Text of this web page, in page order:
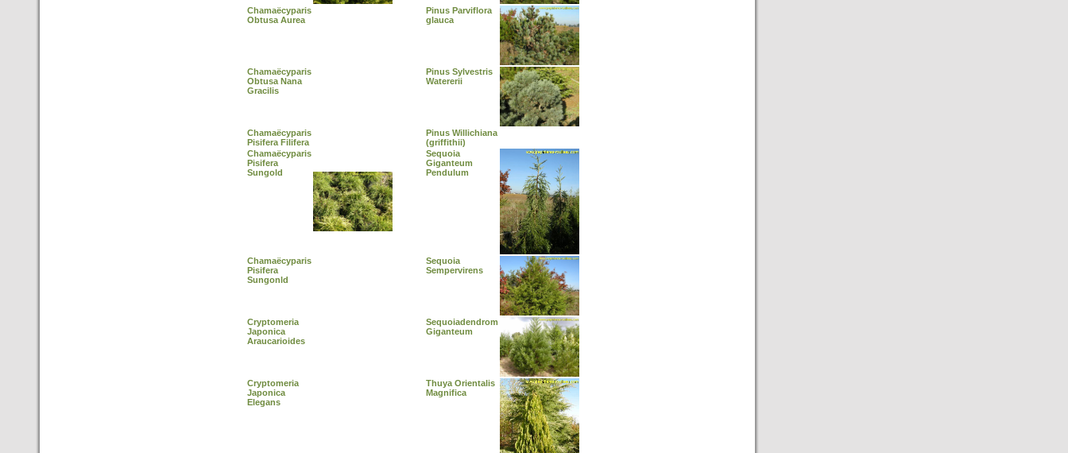
Chamaëcyparis
Obtusa Aurea
Pinus Parviflora
glauca
Chamaëcyparis
Obtusa Nana
Gracilis
Pinus Sylvestris
Watererii
Chamaëcyparis
Pisifera Filifera
Pinus Willichiana
(griffithii)
Chamaëcyparis
Pisifera
Sungold
Sequoia
Giganteum
Pendulum
Chamaëcyparis
Pisifera
Sungonld
Sequoia
Sempervirens
Cryptomeria
Japonica
Araucarioides
Sequoiadendrom
Giganteum
Cryptomeria
Japonica
Elegans
Thuya Orientalis
Magnifica